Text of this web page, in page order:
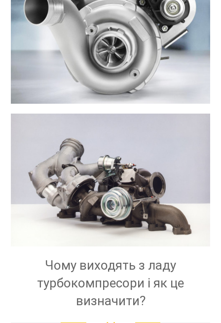
Чому виходять з ладу
турбокомпресори і як це
визначити?